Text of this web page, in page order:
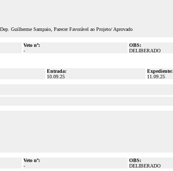
Guilherme Sampaio, Parecer Favorável ao Projeto/ Aprovado
Veto nº:
-
OBS:
DELIBERADO
Entrada:
10.09.25
Expediente:
11.09.25
Veto nº:
-
OBS:
DELIBERADO